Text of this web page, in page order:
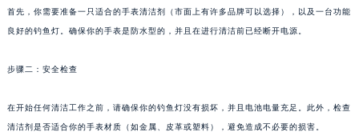
首先，你需要准备一只适合的手表清洁剂（市面上有许多品牌可以选择），以及一台功能
良好的钓鱼灯。确保你的手表是防水型的，并且在进行清洁前已经断开电源。
步骤二：安全检查
在开始任何清洁工作之前，请确保你的钓鱼灯没有损坏，并且电池电量充足。此外，检查
清洁剂是否适合你的手表材质（如金属、皮革或塑料），避免造成不必要的损害。